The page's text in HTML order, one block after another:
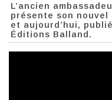
L’ancien
présente son nouvel
et aujourd’hui,
Éditions Balland.